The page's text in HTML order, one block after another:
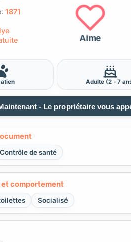
1871
Aime
Adulte (2 - 7
- Le propriétaire vous
Contrôle de santé
et comportement
Socialisé